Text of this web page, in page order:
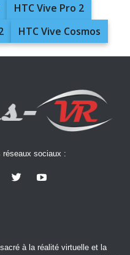
HTC Vive Pro 2
HTC Vive Cosmos
réseaux sociaux :
à la réalité virtuelle et la